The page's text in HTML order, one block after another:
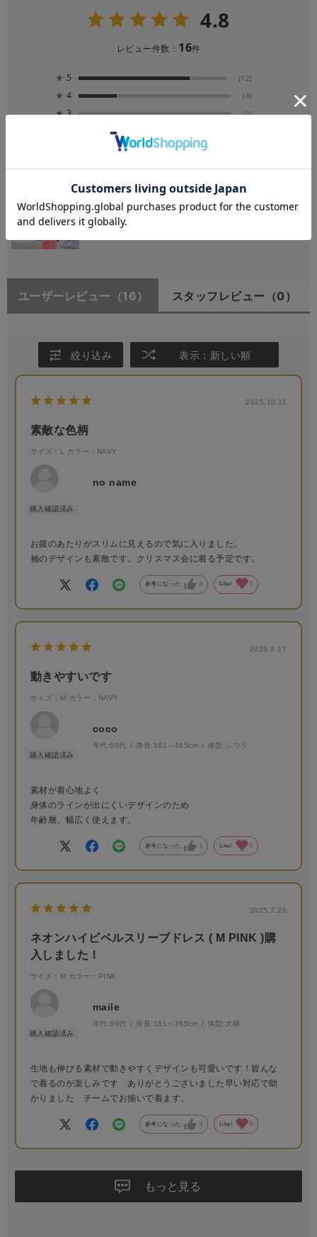
4.8
レビュー件数： 16件
★ 5 (12)
★ 4 (4)
★3 (0)
ユーザーレビュー （16） スタッフレビュー （0）
絞り込み 表示：新しい順
2025.10.11
素敵な色柄
サイズ：L カラー：NAVY
no name
お腹のあたりがスリムに見えるので気に入りました。
袖のデザインも素敵です。クリスマス会に着る予定です。
参考になった 0 Like! 1
2025.9.17
動きやすいです
サイズ：M カラー：NAVY
coco
年代:60代 身長: 161～165cm 体型: ふつう
素材が着心地よく
身体のラインが出にくいデザインのため
年齢層、幅広く使えます。
参考になった 1 Like! 0
2025.7.26
ネオンハイビベルスリーブドレス ( M PINK )購
入しました！
サイズ：M カラー：PINK
maile
年代:60代 身長: 161～165cm 体型:大柄
生地も伸びる素材で動きやすくデザインも可愛いです！皆んな
で着るのが楽しみです ありがとうございました早い対応で助
かりました チームでお揃いで着ます。
参考になった 3 Like! 0
もっと見る